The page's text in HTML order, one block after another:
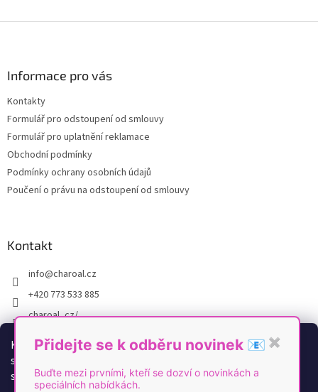
K personalizaci obsahu a reklam, poskytování funkcí
sociálních médií a analýze naší návštěvnosti využíváme
soubory cookies. Více informacízde.
Informace pro vás
Kontakty
Formulář pro odstoupení od smlouvy
Formulář pro uplatnění reklamace
Obchodní podmínky
Podmínky ochrany osobních údajů
Poučení o právu na odstoupení od smlouvy
Kontakt
info@charoal.cz
+420 773 533 885
charoal_cz/
https://www.youtube.com/@Charoal
Přidejte se k odběru novinek 📧 ✖
Buďte mezi prvními, kteří se dozví o novinkách a
speciálních nabídkách.